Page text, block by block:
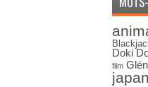
Doki
film